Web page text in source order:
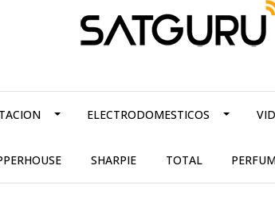
ELECTRODOMESTICOS
SHARPIE TOTAL